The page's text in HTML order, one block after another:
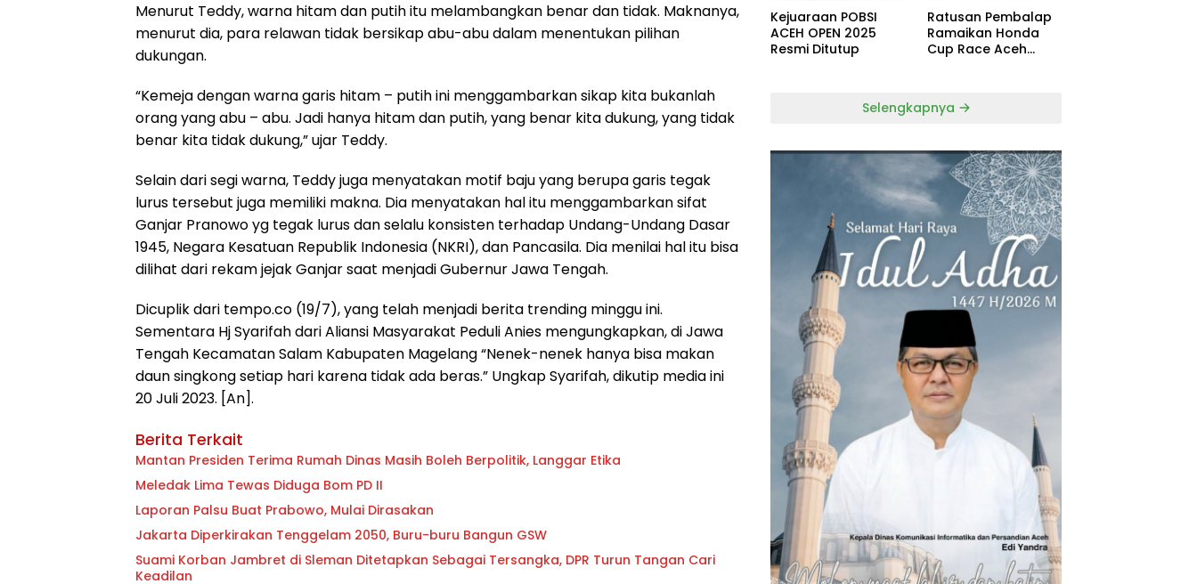
Menurut Teddy, warna hitam dan putih itu melambangkan benar dan tidak. Maknanya,
menurut dia, para relawan tidak bersikap abu-abu dalam menentukan pilihan
dukungan.
“Kemeja dengan warna garis hitam – putih ini menggambarkan sikap kita bukanlah
orang yang abu – abu. Jadi hanya hitam dan putih, yang benar kita dukung, yang tidak
benar kita tidak dukung,” ujar Teddy.
Selain dari segi warna, Teddy juga menyatakan motif baju yang berupa garis tegak
lurus tersebut juga memiliki makna. Dia menyatakan hal itu menggambarkan sifat
Ganjar Pranowo yg tegak lurus dan selalu konsisten terhadap Undang-Undang Dasar
1945, Negara Kesatuan Republik Indonesia (NKRI), dan Pancasila. Dia menilai hal itu bisa
dilihat dari rekam jejak Ganjar saat menjadi Gubernur Jawa Tengah.
Dicuplik dari tempo.co (19/7), yang telah menjadi berita trending minggu ini.
Sementara Hj Syarifah dari Aliansi Masyarakat Peduli Anies mengungkapkan, di Jawa
Tengah Kecamatan Salam Kabupaten Magelang “Nenek-nenek hanya bisa makan
daun singkong setiap hari karena tidak ada beras.” Ungkap Syarifah, dikutip media ini
20 Juli 2023. [An].
Berita Terkait
Mantan Presiden Terima Rumah Dinas Masih Boleh Berpolitik, Langgar Etika
Meledak Lima Tewas Diduga Bom PD II
Laporan Palsu Buat Prabowo, Mulai Dirasakan
Jakarta Diperkirakan Tenggelam 2050, Buru-buru Bangun GSW
Suami Korban Jambret di Sleman Ditetapkan Sebagai Tersangka, DPR Turun Tangan Cari
Keadilan
Kejuaraan POBSI
ACEH OPEN 2025
Resmi Ditutup
Ratusan Pembalap
Ramaikan Honda
Cup Race Aceh
Selengkapnya